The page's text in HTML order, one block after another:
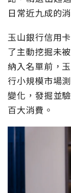
日常近九成的
玉山銀行信用
了主動挖掘未
納入名單前，
行小規模市場
變化，發掘並
百大消費。